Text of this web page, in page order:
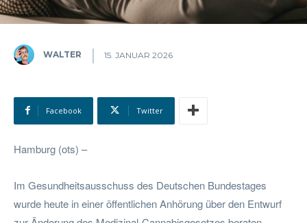
WALTER 15. JANUAR 2026
Facebook Twitter
Hamburg (ots) –
Im Gesundheitsausschuss des Deutschen Bundestages
wurde heute in einer öffentlichen Anhörung über den Entwurf